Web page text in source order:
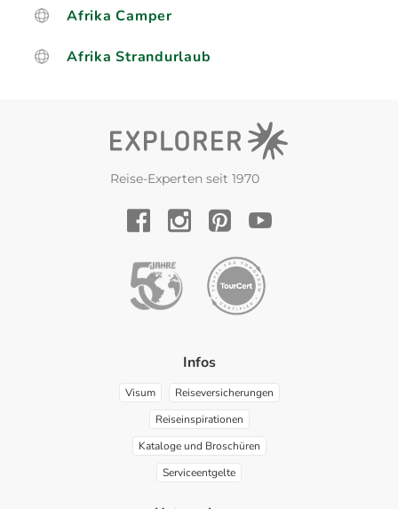
Afrika Camper
Afrika Strandurlaub
Reise-Experten seit 1970
Infos
Visum
Reiseversicherungen
Reiseinspirationen
Kataloge und Broschüren
Serviceentgelte